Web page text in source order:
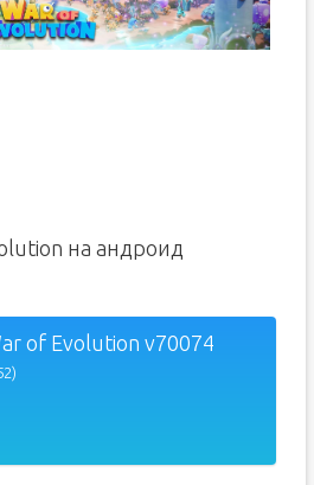
на андроид
of Evolution v70074